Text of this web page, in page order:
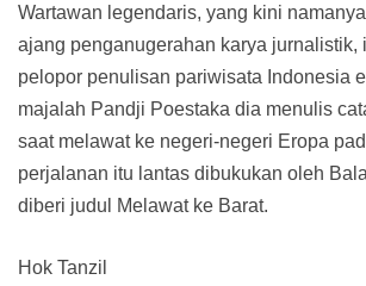
Wartawan legendaris, yang kini
ajang penganugerahan karya jurnalistik,
pelopor penulisan pariwisata Indonesia
majalah Pandji Poestaka dia menulis
saat melawat ke negeri-negeri Eropa
perjalanan itu lantas dibukukan oleh
diberi judul Melawat ke Barat.
Hok Tanzil